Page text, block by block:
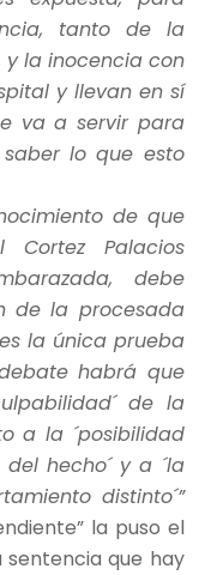
tanto de la
la inocencia con
y llevan en sí
va a servir para
lo que esto
de que
Palacios
debe
de la procesada
la única prueba
habrá que
de la
a la ´posibilidad
hecho´ y a ´la
distinto´”
la puso el
sentencia que hay